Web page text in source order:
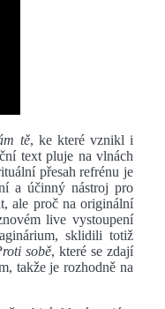
tě, ke které vznikl i
text pluje na vlnách
přesah refrénu je
a účinný nástroj pro
ale proč na originální
live vystoupení
sklidili totiž
sobě, které se zdají
takže je rozhodně na